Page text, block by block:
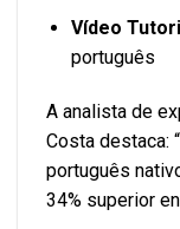
Vídeo
português
A analista de
Costa destaca:
português
34% superior